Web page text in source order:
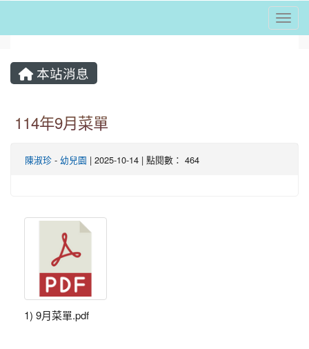
⏸
本站消息
114年9月菜單
陳淑珍 - 幼兒園 | 2025-10-14 | 點閱數： 464
1) 9月菜單.pdf